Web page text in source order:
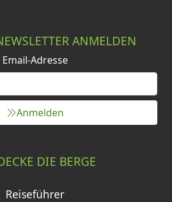
ANMELDEN
Email-Adresse
Anmelden
DIE BERGE
Reiseführer